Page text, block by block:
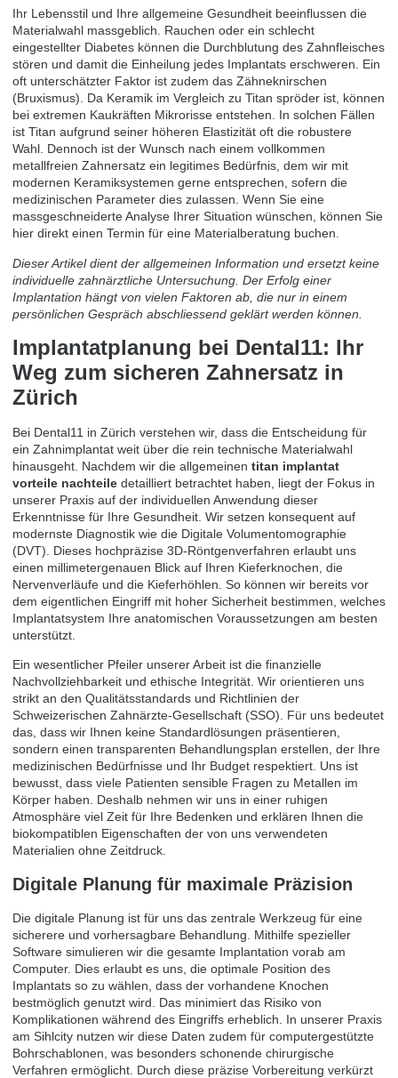
Ihr Lebensstil und Ihre allgemeine Gesundheit beeinflussen die
Materialwahl massgeblich. Rauchen oder ein schlecht
eingestellter Diabetes können die Durchblutung des Zahnfleisches
stören und damit die Einheilung jedes Implantats erschweren. Ein
oft unterschätzter Faktor ist zudem das Zähneknirschen
(Bruxismus). Da Keramik im Vergleich zu Titan spröder ist, können
bei extremen Kaukräften Mikrorisse entstehen. In solchen Fällen
ist Titan aufgrund seiner höheren Elastizität oft die robustere
Wahl. Dennoch ist der Wunsch nach einem vollkommen
metallfreien Zahnersatz ein legitimes Bedürfnis, dem wir mit
modernen Keramiksystemen gerne entsprechen, sofern die
medizinischen Parameter dies zulassen. Wenn Sie eine
massgeschneiderte Analyse Ihrer Situation wünschen, können Sie
hier direkt einen Termin für eine Materialberatung buchen.
Dieser Artikel dient der allgemeinen Information und ersetzt keine
individuelle zahnärztliche Untersuchung. Der Erfolg einer
Implantation hängt von vielen Faktoren ab, die nur in einem
persönlichen Gespräch abschliessend geklärt werden können.
Implantatplanung bei Dental11: Ihr
Weg zum sicheren Zahnersatz in
Zürich
Bei Dental11 in Zürich verstehen wir, dass die Entscheidung für
ein Zahnimplantat weit über die rein technische Materialwahl
hinausgeht. Nachdem wir die allgemeinen titan implantat
vorteile nachteile detailliert betrachtet haben, liegt der Fokus in
unserer Praxis auf der individuellen Anwendung dieser
Erkenntnisse für Ihre Gesundheit. Wir setzen konsequent auf
modernste Diagnostik wie die Digitale Volumentomographie
(DVT). Dieses hochpräzise 3D-Röntgenverfahren erlaubt uns
einen millimetergenauen Blick auf Ihren Kieferknochen, die
Nervenverläufe und die Kieferhöhlen. So können wir bereits vor
dem eigentlichen Eingriff mit hoher Sicherheit bestimmen, welches
Implantatsystem Ihre anatomischen Voraussetzungen am besten
unterstützt.
Ein wesentlicher Pfeiler unserer Arbeit ist die finanzielle
Nachvollziehbarkeit und ethische Integrität. Wir orientieren uns
strikt an den Qualitätsstandards und Richtlinien der
Schweizerischen Zahnärzte-Gesellschaft (SSO). Für uns bedeutet
das, dass wir Ihnen keine Standardlösungen präsentieren,
sondern einen transparenten Behandlungsplan erstellen, der Ihre
medizinischen Bedürfnisse und Ihr Budget respektiert. Uns ist
bewusst, dass viele Patienten sensible Fragen zu Metallen im
Körper haben. Deshalb nehmen wir uns in einer ruhigen
Atmosphäre viel Zeit für Ihre Bedenken und erklären Ihnen die
biokompatiblen Eigenschaften der von uns verwendeten
Materialien ohne Zeitdruck.
Digitale Planung für maximale Präzision
Die digitale Planung ist für uns das zentrale Werkzeug für eine
sicherere und vorhersagbare Behandlung. Mithilfe spezieller
Software simulieren wir die gesamte Implantation vorab am
Computer. Dies erlaubt es uns, die optimale Position des
Implantats so zu wählen, dass der vorhandene Knochen
bestmöglich genutzt wird. Das minimiert das Risiko von
Komplikationen während des Eingriffs erheblich. In unserer Praxis
am Sihlcity nutzen wir diese Daten zudem für computergestützte
Bohrschablonen, was besonders schonende chirurgische
Verfahren ermöglicht. Durch diese präzise Vorbereitung verkürzt